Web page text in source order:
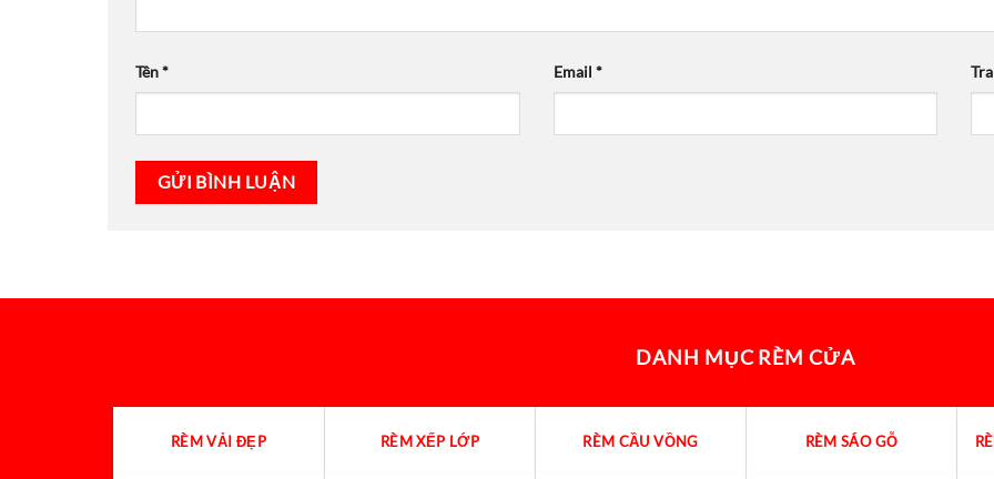
Tên* Email *
DANH MỤC RÈM CỬA
RÈM VẢI ĐẸP RÈM XẾP LỚP RÈM CẦU VỒNG RÈM SÁO GỖ